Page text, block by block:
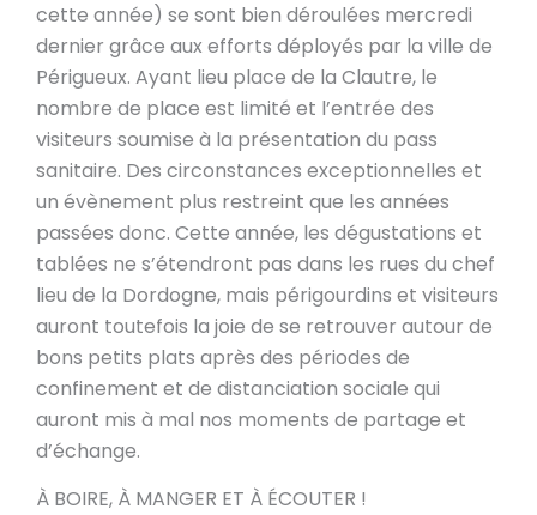
cette année) se sont bien déroulées mercredi
dernier grâce aux efforts déployés par la ville de
Périgueux. Ayant lieu place de la Clautre, le
nombre de place est limité et l’entrée des
visiteurs soumise à la présentation du pass
sanitaire. Des circonstances exceptionnelles et
un évènement plus restreint que les années
passées donc. Cette année, les dégustations et
tablées ne s’étendront pas dans les rues du chef
lieu de la Dordogne, mais périgourdins et visiteurs
auront toutefois la joie de se retrouver autour de
bons petits plats après des périodes de
confinement et de distanciation sociale qui
auront mis à mal nos moments de partage et
d’échange.
À BOIRE, À MANGER ET À ÉCOUTER !